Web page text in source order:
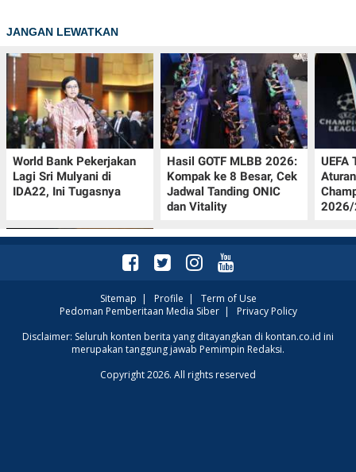
JANGAN LEWATKAN
World Bank Pekerjakan
Lagi Sri Mulyani di
IDA22, Ini Tugasnya
Hasil GOTF MLBB 2026:
Kompak ke 8 Besar, Cek
Jadwal Tanding ONIC
dan Vitality
UEFA
2026/
Jadwal Persija vs Arema
FC Perebutan Juara 3
Sitemap | Profile | Term of Use
Pedoman Pemberitaan Media Siber| Privacy Policy
Disclaimer: Seluruh konten berita yang ditayangkan di kontan.co.id ini
merupakan tanggung jawab Pemimpin Redaksi.
Copyright 2026. All rights reserved